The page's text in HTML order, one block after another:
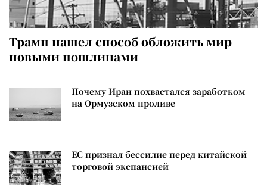
Трамп нашел способ обложить мир
новыми пошлинами
Почему Иран похвастался заработком
на Ормузском проливе
ЕС признал бессилие перед китайской
торговой экспансией